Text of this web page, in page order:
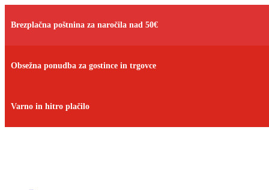
Brezplačna poštnina za naročila nad 50€
Obsežna ponudba za gostince in trgovce
Varno in hitro plačilo